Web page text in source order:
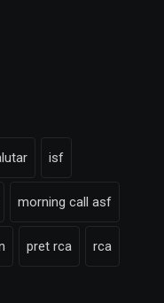
isf
morning call asf
pret rca rca